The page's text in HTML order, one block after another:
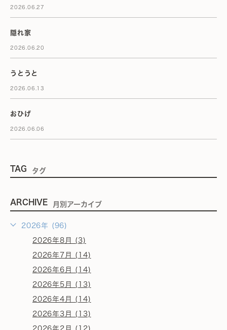
2026.06.27
隠れ家
2026.06.20
うとうと
2026.06.13
おひげ
2026.06.06
TAG タグ
ARCHIVE 月別アーカイブ
2026年 (96)
2026年8月 (3)
2026年7月 (14)
2026年6月 (14)
2026年5月 (13)
2026年4月 (14)
2026年3月 (13)